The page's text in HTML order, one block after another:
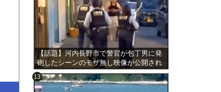
【話題】河内長野市で警官が包丁男に発
砲したシーンのモザ無し映像が公開され
る。